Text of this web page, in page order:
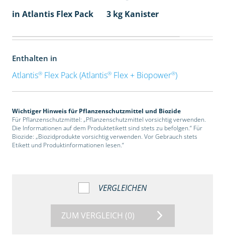
in Atlantis Flex Pack
3 kg Kanister
Enthalten in
Atlantis®Flex Pack (Atlantis®Flex + Biopower®)
Wichtiger Hinweis für Pflanzenschutzmittel und Biozide
Für Pflanzenschutzmittel: „Pflanzenschutzmittel vorsichtig verwenden.
Die Informationen auf dem Produktetikett sind stets zu befolgen.“ Für
Biozide: „Biozidprodukte vorsichtig verwenden. Vor Gebrauch stets
Etikett und Produktinformationen lesen.“
VERGLEICHEN
ZUM VERGLEICH (0)